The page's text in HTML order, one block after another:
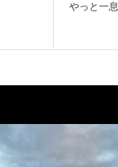
やっと一息